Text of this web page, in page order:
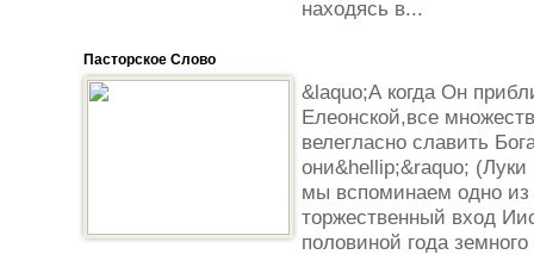
находясь в...
Пасторское Слово
&laquo;А когда Он
Елеонской,все
велегласно славить
они&hellip;&raquo; (Луки
мы вспоминаем одно из
торжественный вход
половиной года